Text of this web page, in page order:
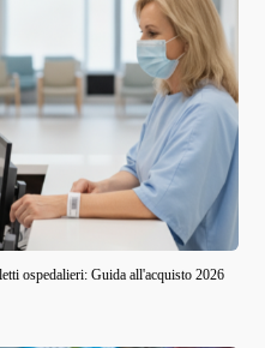
ospedalieri: Guida all'acquisto 2026